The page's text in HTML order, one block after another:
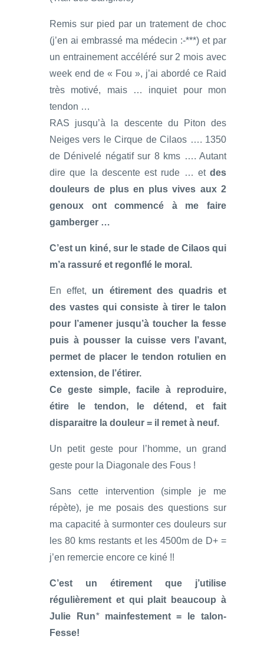
Remis sur pied par un tratement de choc
(j’en ai embrassé ma médecin :-***) et par
un entrainement accéléré sur 2 mois avec
week end de « Fou », j’ai abordé ce Raid
très motivé, mais … inquiet pour mon
tendon …
RAS jusqu’à la descente du Piton des
Neiges vers le Cirque de Cilaos …. 1350
de Dénivelé négatif sur 8 kms …. Autant
dire que la descente est rude … et des
douleurs de plus en plus vives aux 2
genoux ont commencé à me faire
gamberger …
C’est un kiné, sur le stade de Cilaos qui
m’a rassuré et regonflé le moral.
En effet, un étirement des quadris et
des vastes qui consiste à tirer le talon
pour l’amener jusqu’à toucher la fesse
puis à pousser la cuisse vers l’avant,
permet de placer le tendon rotulien en
extension, de l’étirer.
Ce geste simple, facile à reproduire,
étire le tendon, le détend, et fait
disparaitre la douleur = il remet à neuf.
Un petit geste pour l’homme, un grand
geste pour la Diagonale des Fous !
Sans cette intervention (simple je me
répète), je me posais des questions sur
ma capacité à surmonter ces douleurs sur
les 80 kms restants et les 4500m de D+ =
j’en remercie encore ce kiné !!
C’est un étirement que j’utilise
régulièrement et qui plait beaucoup à
Julie Run*mainfestement = le talon-
Fesse!